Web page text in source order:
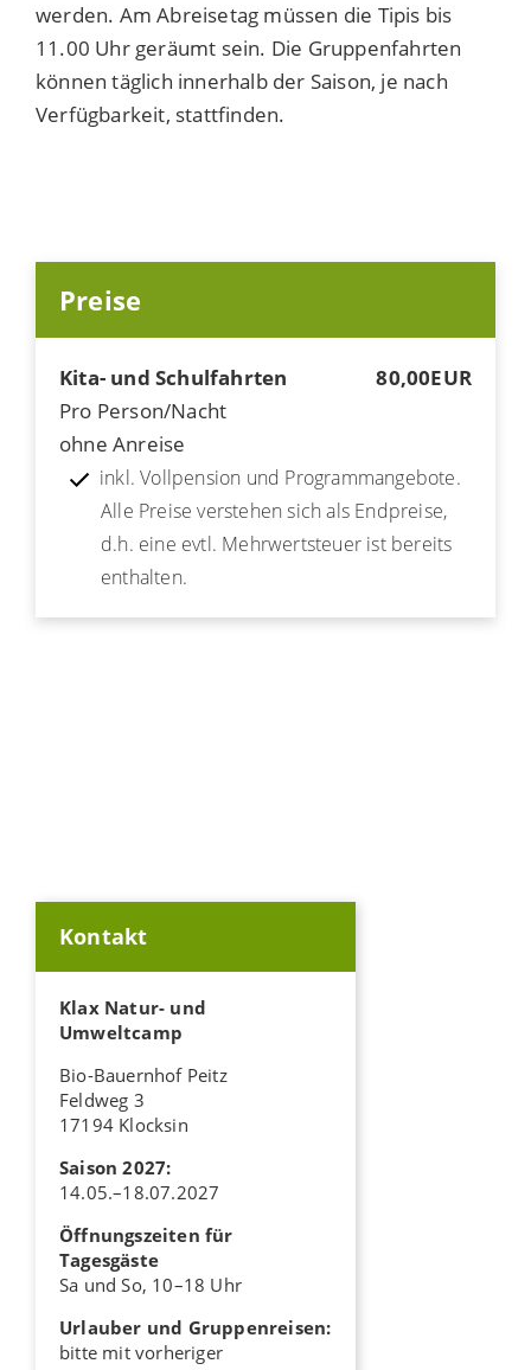
werden. Am Abreisetag müssen die Tipis bis
11.00 Uhr geräumt sein. Die Gruppenfahrten
können täglich innerhalb der Saison, je nach
Verfügbarkeit, stattfinden.
Preise
Kita- und Schulfahrten
Pro Person/Nacht
ohne Anreise
80,00EUR
inkl. Vollpension und Programmangebote.
Alle Preise verstehen sich als Endpreise,
d.h. eine evtl. Mehrwertsteuer ist bereits
enthalten.
Kontakt
Klax Natur- und
Umweltcamp
Bio-Bauernhof Peitz
Feldweg 3
17194 Klocksin
Saison 2027:
14.05.–18.07.2027
Öffnungszeiten für
Tagesgäste
Sa und So, 10–18 Uhr
Urlauber und Gruppenreisen:
bitte mit vorheriger